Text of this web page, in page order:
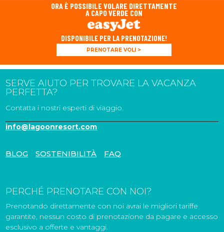
ORA È POSSIBILE VOLARE DIRETTAMENTE
A CAPO VERDE CON
DISPONIBILE PER LA PRENOTAZIONE!
PRENOTARE VOLI >
SERVE AIUTO PER TROVARE LA VACANZA
PERFETTA?
Contatta i nostri esperti di viaggio.
info@lagoonresort.com
BLOG SOSTENIBILITÀ FAQ
PERCHÉ PRENOTARE CON NOI?
Prenotando direttamente con noi avrai le migliori tariffe
garantite, nessun costo di prenotazione da pagare e accesso
esclusivo a offerte e vantaggi.